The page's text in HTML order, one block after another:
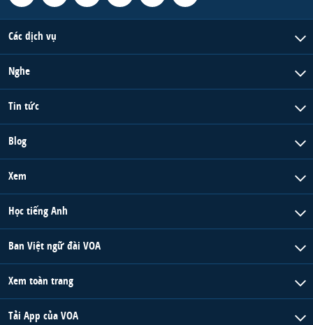
Các dịch vụ
Nghe
Tin tức
Blog
Xem
Học tiếng Anh
Ban Việt ngữ đài VOA
Xem toàn trang
Tải App của VOA